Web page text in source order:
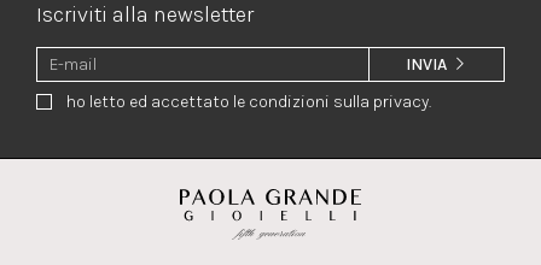
Iscriviti alla newsletter
ho letto ed accettato le condizioni sulla privacy.
INVIA